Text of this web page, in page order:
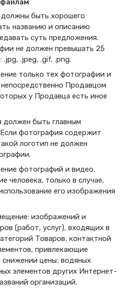
быть хорошего
названию и описанию
суть предложения.
не должен превышать 25
.jpeg, .gif, .png.
только тех фотографии и
Продавцом
у Продавца есть иное
должен быть главным
фотография содержит
логотип не должен
фотографий и видео,
человека, только в случае,
его изображения
изображений и
(работ, услуг), входящих в
Товаров; контактной
привлекающие
цены; водяных
элементов других Интернет-
организаций.